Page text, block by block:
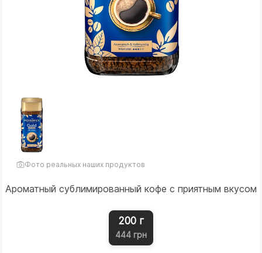
Фото реальных наших продуктов
Ароматный сублимированный кофе с приятным вкусом
200 г
444 грн